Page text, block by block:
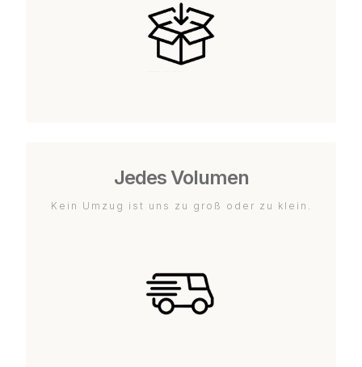
Jedes Volumen
Kein Umzug ist uns zu groß oder zu klein.